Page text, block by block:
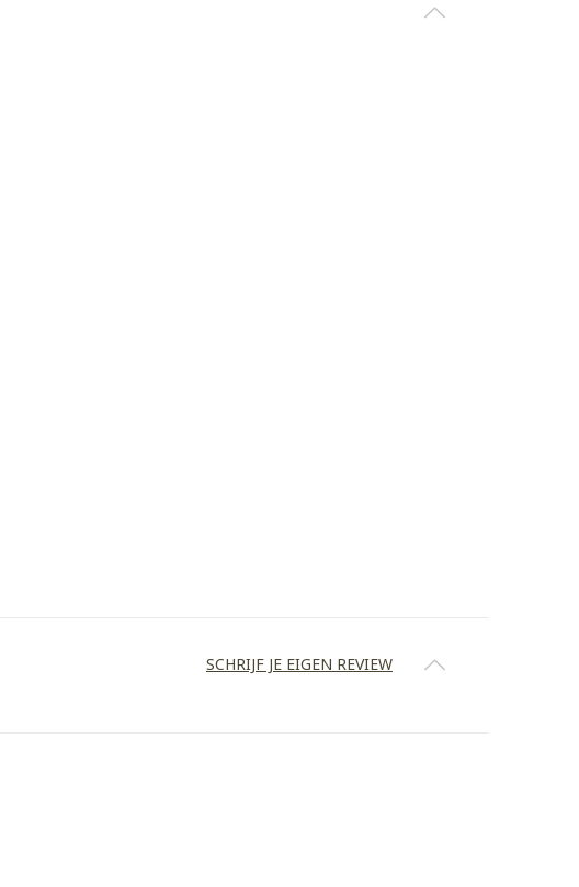
SCHRIJF JE EIGEN REVIEW